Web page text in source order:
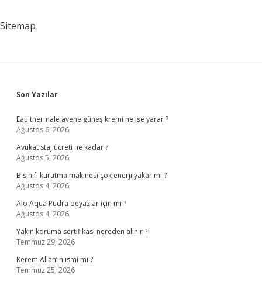
Sitemap
Sidebar
Son Yazılar
Eau thermale avene güneş kremi ne işe yarar ?
Ağustos 6, 2026
Avukat staj ücreti ne kadar ?
Ağustos 5, 2026
B sınıfı kurutma makinesi çok enerji yakar mı ?
Ağustos 4, 2026
Alo Aqua Pudra beyazlar için mi ?
Ağustos 4, 2026
Yakın koruma sertifikası nereden alınır ?
Temmuz 29, 2026
Kerem Allah’ın ismi mi ?
Temmuz 25, 2026